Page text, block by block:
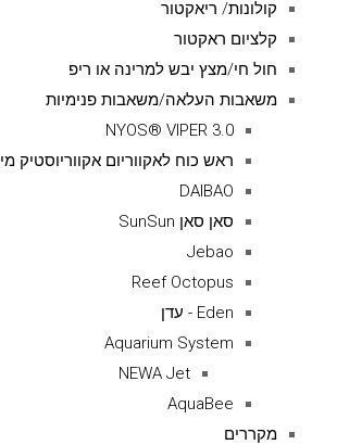
קולונות/ ריאקטור
קלציום ראקטור
חול חי/מצץ יבש למרינה או ריפ
משאבות העלאה/משאבות פנימיות
NYOS® VIPER 3.0
ראש כוח לאקווריום אקווריוסטיק
DAIBAO
סאן סאן SunSun
Jebao
Reef Octopus
Eden - עדן
Aquarium System
NEWA Jet
AquaBee
מקררים